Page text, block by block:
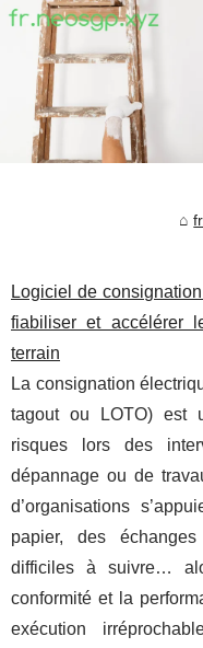
Logiciel de
fiabiliser et accélérer
terrain
La consignation
tagout ou LOTO) est
risques lors des
dépannage ou de
d’organisations
papier, des
difficiles à suivre…
conformité et la
exécution